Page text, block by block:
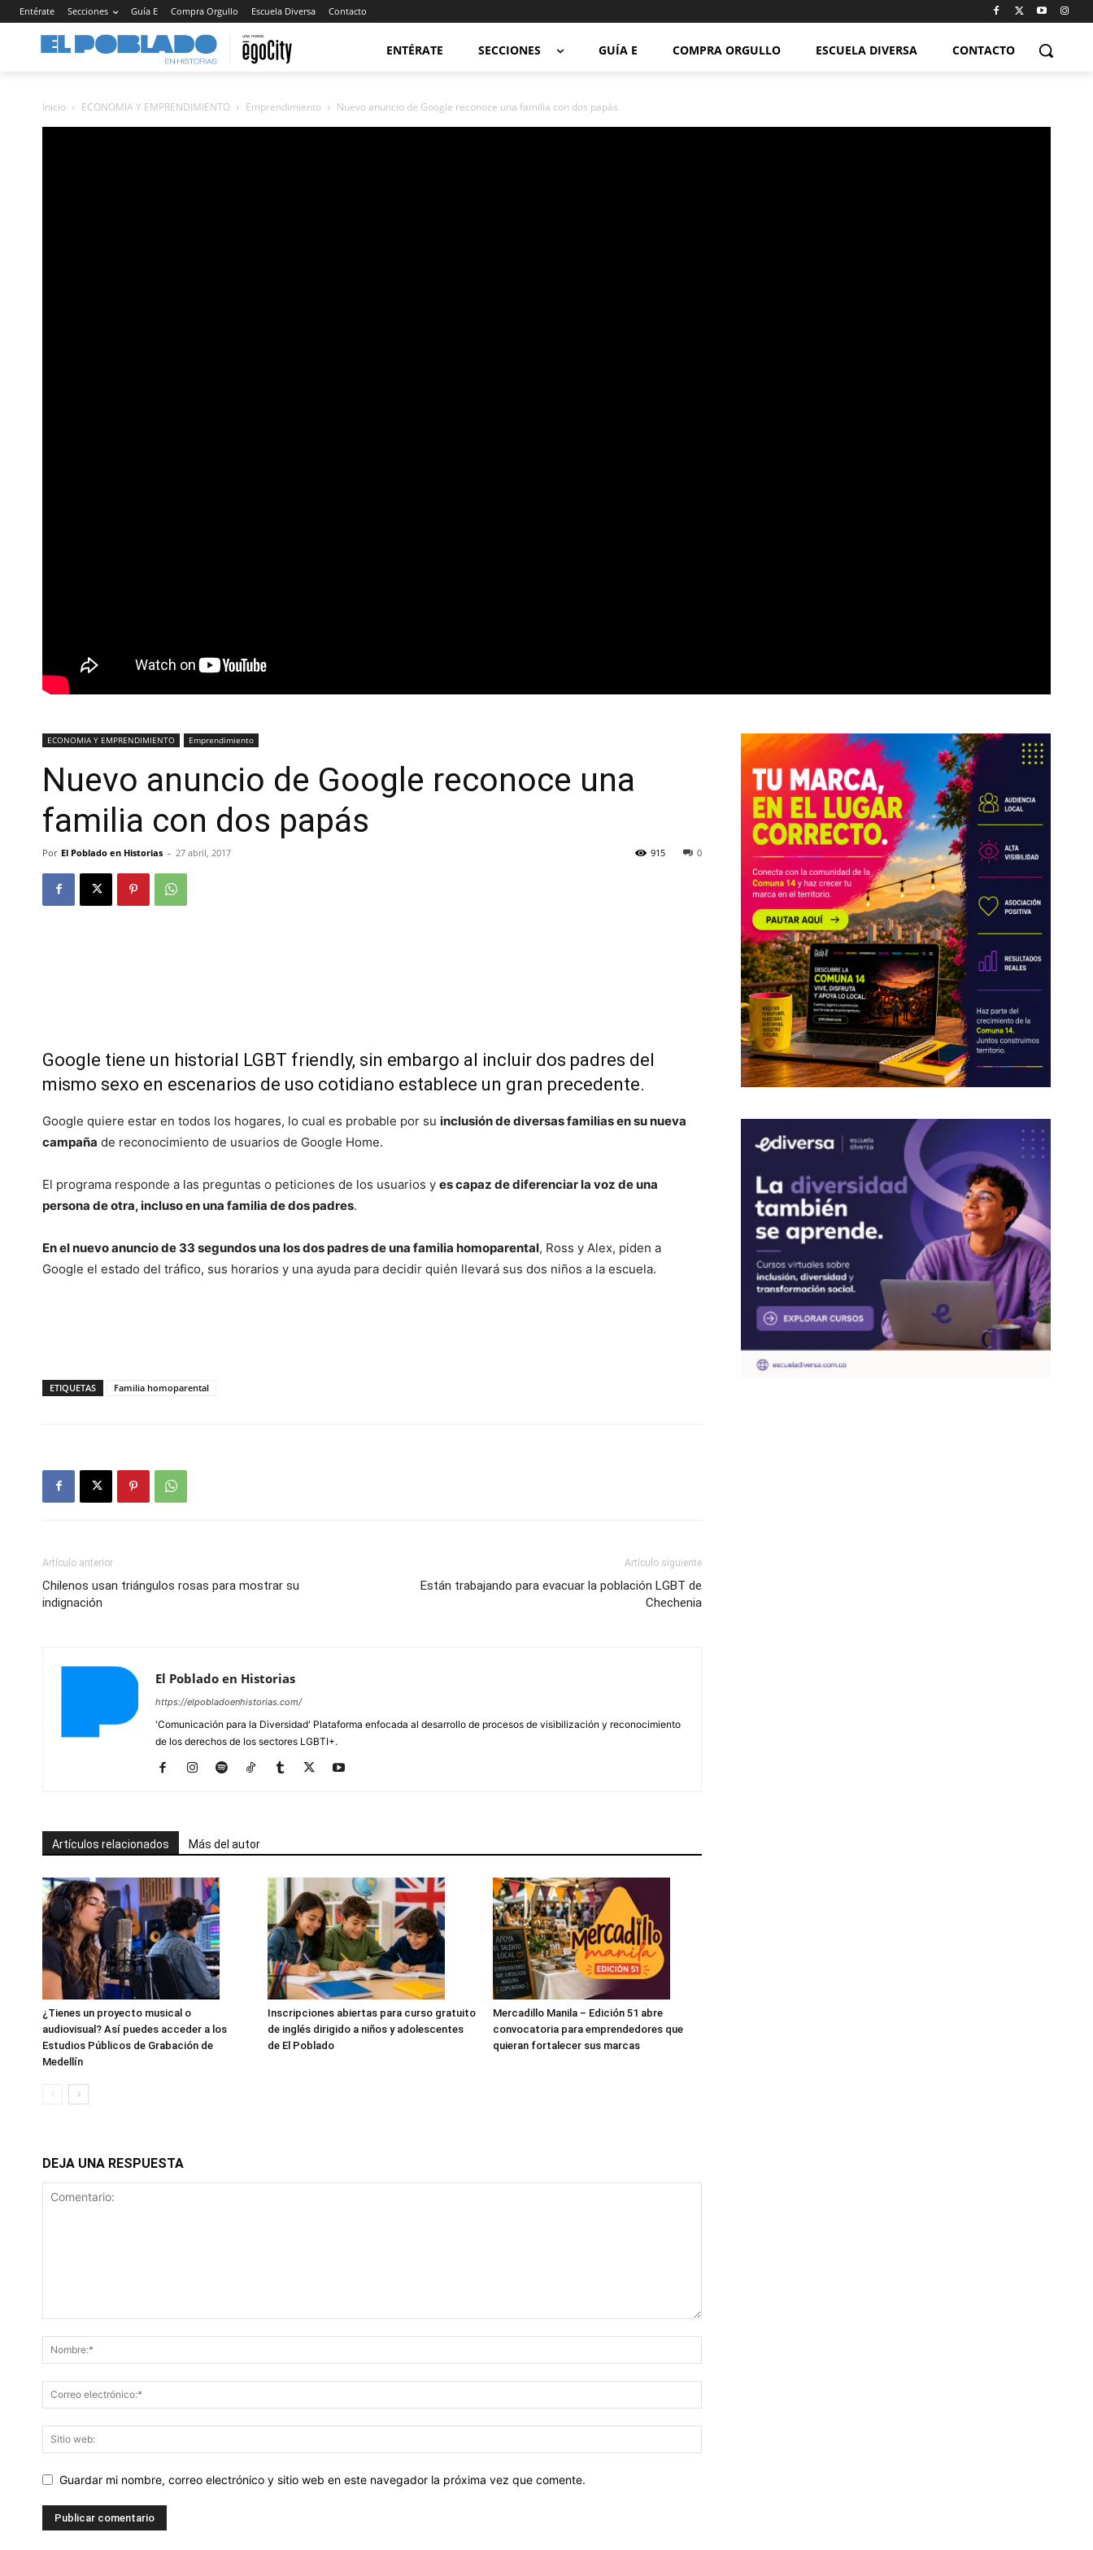
Entérate Secciones Guía E Compra Orgullo Escuela Diversa Contacto
ENTÉRATE SECCIONES GUÍA E COMPRA ORGULLO ESCUELA DIVERSA CONTACTO
Inicio ECONOMIA Y EMPRENDIMIENTO Emprendimiento Nuevo anuncio de Google reconoce una familia con dos papás
ECONOMIA Y EMPRENDIMIENTO Emprendimiento
Nuevo anuncio de Google reconoce una
familia con dos papás
Por El Poblado en Historias - 27 abril, 2017 0
915
Google tiene un historial LGBT friendly, sin embargo al incluir dos padres del
mismo sexo en escenarios de uso cotidiano establece un gran precedente.
Google quiere estar en todos los hogares, lo cual es probable por su inclusión de diversas familias en su nueva
campaña de reconocimiento de usuarios de Google Home.
El programa responde a las preguntas o peticiones de los usuarios y es capaz de diferenciar la voz de una
persona de otra, incluso en una familia de dos padres.
En el nuevo anuncio de 33 segundos una los dos padres de una familia homoparental, Ross y Alex, piden a
Google el estado del tráfico, sus horarios y una ayuda para decidir quién llevará sus dos niños a la escuela.
ETIQUETAS Familia homoparental
Artículo anterior
Chilenos usan triángulos rosas para mostrar su
indignación
Artículo siguiente
Están trabajando para evacuar la población LGBT de
Chechenia
El Poblado en Historias
https://elpobladoenhistorias.com/
'Comunicación para la Diversidad' Plataforma enfocada al desarrollo de procesos de visibilización y reconocimiento
de los derechos de los sectores LGBTI+.
Artículos relacionados Más del autor
¿Tienes un proyecto musical o
audiovisual? Así puedes acceder a los
Estudios Públicos de Grabación de
Medellín
Inscripciones abiertas para curso gratuito
de inglés dirigido a niños y adolescentes
de El Poblado
Mercadillo Manila – Edición 51 abre
convocatoria para emprendedores que
quieran fortalecer sus marcas
DEJA UNA RESPUESTA
Guardar mi nombre, correo electrónico y sitio web en este navegador la próxima vez que comente.